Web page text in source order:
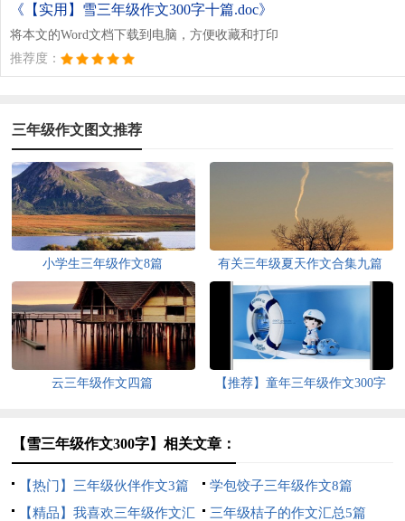
《【实用】雪三年级作文300字十篇.doc》
将本文的Word文档下载到电脑，方便收藏和打印
推荐度：
三年级作文图文推荐
小学生三年级作文8篇 有关三年级夏天作文合集九篇
云三年级作文四篇
【推荐】童年三年级作文300字
【雪三年级作文300字】相关文章：
【热门】三年级伙伴作文3篇
学包饺子三年级作文8篇
【精品】我喜欢三年级作文汇
三年级桔子的作文汇总5篇